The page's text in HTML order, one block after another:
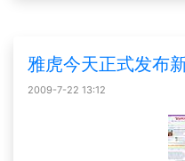
雅虎今天正式发布
2009-7-22 13:12